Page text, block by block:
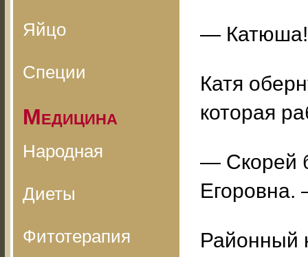
Яйцо
Специи
Медицина
Народная
Диеты
Фитотерапия
— Катюша!
Катя
которая
— Скорей
Районный